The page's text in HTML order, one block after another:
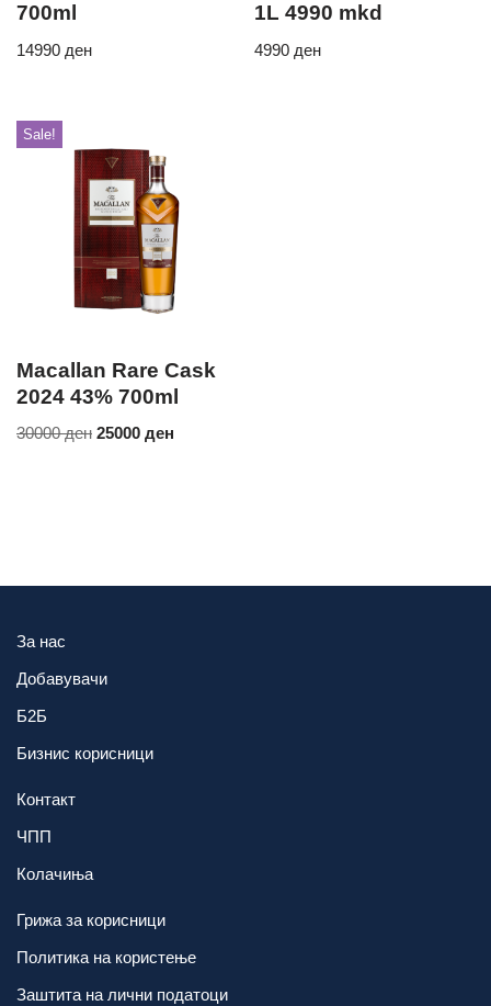
700ml
14990 ден
1L 4990 mkd
4990 ден
Sale!
Macallan Rare Cask
2024 43% 700ml
30000ден 25000 ден
За нас
Добавувачи
Б2Б
Бизнис корисници
Контакт
ЧПП
Колачиња
Грижа за корисници
Политика на користење
Заштита на лични податоци